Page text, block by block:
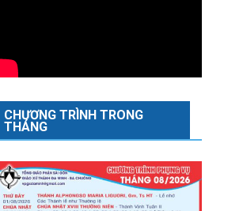
CHƯƠNG TRÌNH TRONG
THÁNG